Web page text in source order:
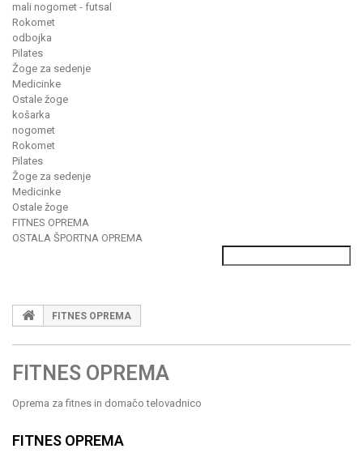
mali nogomet - futsal
Rokomet
odbojka
Pilates
Žoge za sedenje
Medicinke
Ostale žoge
košarka
nogomet
Rokomet
Pilates
Žoge za sedenje
Medicinke
Ostale žoge
FITNES OPREMA
OSTALA ŠPORTNA OPREMA
FITNES OPREMA
FITNES OPREMA
Oprema za fitnes in domačo telovadnico
FITNES OPREMA